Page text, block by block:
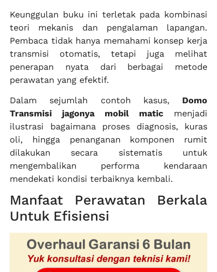
Keunggulan buku ini terletak pada kombinasi
teori mekanis dan pengalaman lapangan.
Pembaca tidak hanya memahami konsep kerja
transmisi otomatis, tetapi juga melihat
penerapan nyata dari berbagai metode
perawatan yang efektif.
Dalam sejumlah contoh kasus, Domo
Transmisi jagonya mobil matic menjadi
ilustrasi bagaimana proses diagnosis, kuras
oli, hingga penanganan komponen rumit
dilakukan secara sistematis untuk
mengembalikan performa kendaraan
mendekati kondisi terbaiknya kembali.
Manfaat Perawatan Berkala
Untuk Efisiensi